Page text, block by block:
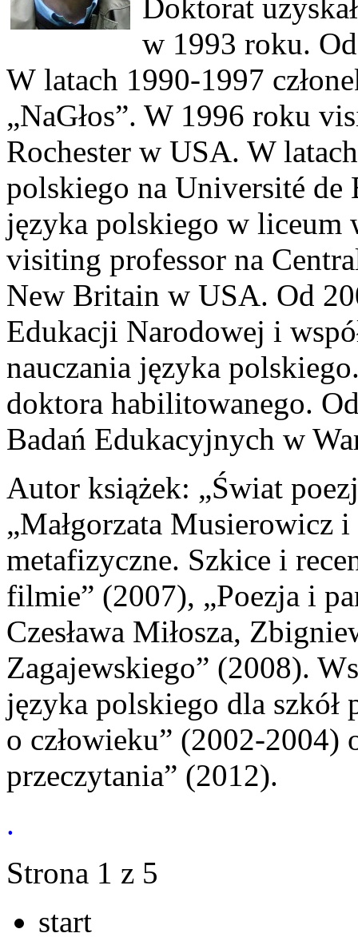
Doktorat
w 1993 roku.
W latach 1990-1997
„NaGłos”. W 1996 roku
Rochester w USA. W
polskiego na Université de
języka polskiego w
visiting professor na
New Britain w USA. Od
Edukacji Narodowej i
nauczania języka
doktora habilitowanego.
Badań Edukacyjnych w
Autor książek: „Świat
„Małgorzata Musierowicz
metafizyczne. Szkice i
filmie” (2007), „Poezja i
Czesława Miłosza,
Zagajewskiego” (2008).
języka polskiego dla szkół
o człowieku” (2002-2004)
przeczytania” (2012).
.
Strona 1 z 5
start